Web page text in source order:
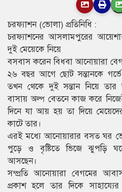
চরফ্যাশন (ভোলা) প্রতিনিধি :
চরফ্যাশনের আসলামপুরের
দুই মেয়েকে নিয়ে
বসবাস করেন বিধবা আনোয়ারা
২৬ বছর আগে ছোট সন্তানকে গর্ভে
তখন থেকে দুই সন্তান নিয়ে তার
বাসায় অল্প বেতনে কাজ করে
দিনে যা আয় হয় তা দিয়ে
কাটে তার।
এরই মধ্যে আনোয়ারার বসত ঘর
পুড়ে ও বৃষ্টিতে ভিজে ঝুপড়ি
আসছেন।
সম্প্রতি আনোয়ারা বেগমের
প্রকাশ হলে তার দিকে